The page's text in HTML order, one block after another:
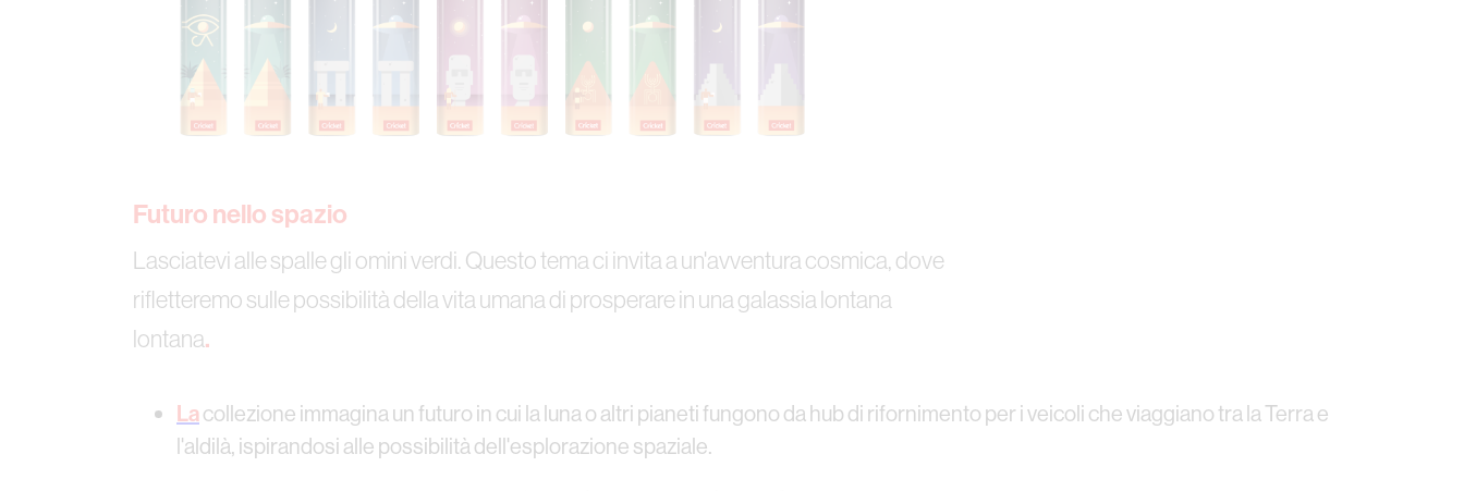
Futuro nello spazio
Lasciatevi alle spalle gli omini verdi. Questo tema ci invita a un'avventura cosmica, dove
rifletteremo sulle possibilità della vita umana di prosperare in una galassia lontana
lontana.‍
Lacollezione immagina un futuro in cui la luna o altri pianeti fungono da hub di rifornimento per i veicoli che viaggiano tra la Terra e
l'aldilà, ispirandosi alle possibilità dell'esplorazione spaziale.